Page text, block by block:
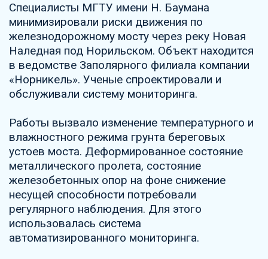
Специалисты МГТУ имени Н. Баумана
минимизировали риски движения по
железнодорожному мосту через реку Новая
Наледная под Норильском. Объект находится
в ведомстве Заполярного филиала компании
«Норникель». Ученые спроектировали и
обслуживали систему мониторинга.
Работы вызвало изменение температурного и
влажностного режима грунта береговых
устоев моста. Деформированное состояние
металлического пролета, состояние
железобетонных опор на фоне снижение
несущей способности потребовали
регулярного наблюдения. Для этого
использовалась система
автоматизированного мониторинга.